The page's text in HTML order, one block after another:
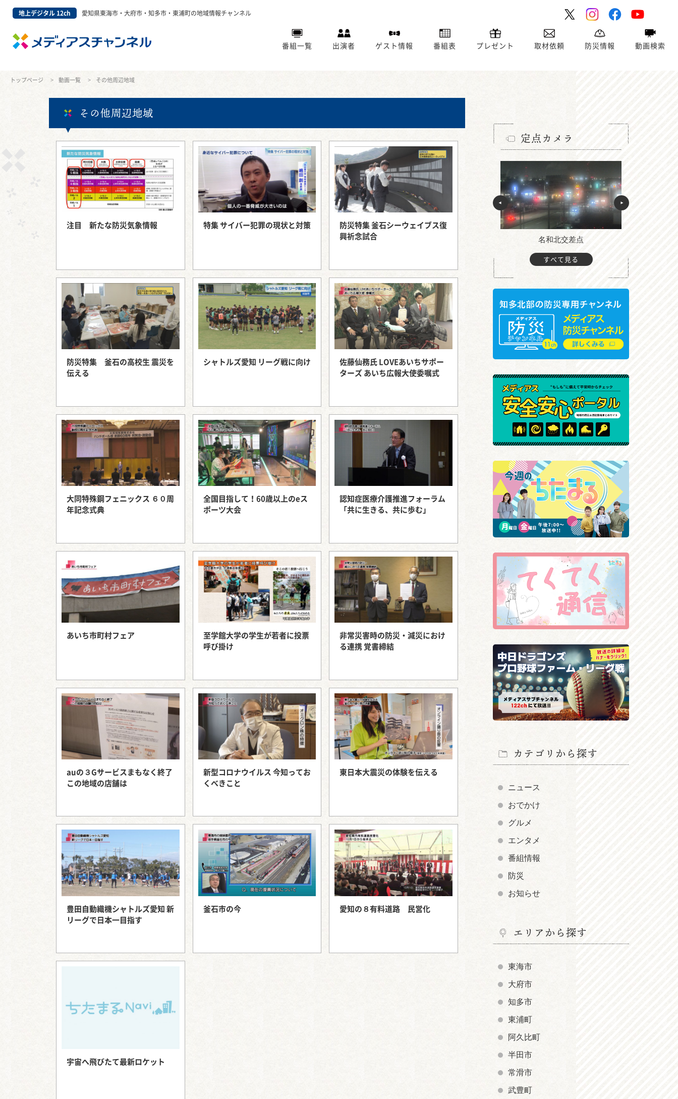
地上デジタル 12ch 愛知県東海市・大府市・知多市・東浦町の地域情報チャンネル
番組一覧 出演者 ゲスト情報 番組表 プレゼント 取材依頼 防災情報 動画検索
トップページ 動画一覧 その他周辺地域
その他周辺地域
注目 新たな防災気象情報 特集 サイバー犯罪の現状と対策
防災特集 釜石シーウェイブス復
興祈念試合
防災特集 釜石の高校生 震災を
伝える
シャトルズ愛知 リーグ戦に向け
佐藤仙務氏 LOVEあいちサポー
ターズ あいち広報大使委嘱式
大同特殊鋼フェニックス ６０周
年記念式典
全国目指して！60歳以上のeス
ポーツ大会
認知症医療介護推進フォーラム
「共に生きる、共に歩む」
あいち市町村フェア
至学館大学の学生が若者に投票
呼び掛け
非常災害時の防災・減災におけ
る連携 覚書締結
auの３Gサービスまもなく終了
この地域の店舗は
新型コロナウイルス 今知ってお
くべきこと
東日本大震災の体験を伝える
豊田自動織機シャトルズ愛知 新
リーグで日本一目指す
釜石市の今 愛知の８有料道路 民営化
宇宙へ飛びたて最新ロケット
定点カメラ
西知多産業道路 大田町付近 名和北交差点
すべて見る
カテゴリから探す
ニュース
おでかけ
グルメ
エンタメ
番組情報
防災
お知らせ
エリアから探す
東海市
大府市
知多市
東浦町
阿久比町
半田市
常滑市
武豊町